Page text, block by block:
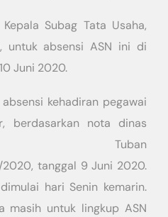
Subag Tata Usaha,
untuk absensi ASN ini di
Juni 2020.
kehadiran pegawai
berdasarkan nota dinas
Tuban
2020, tanggal 9 Juni 2020.
hari Senin kemarin.
masih untuk lingkup ASN